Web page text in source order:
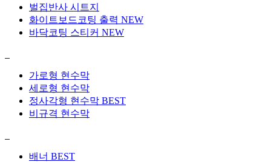
벌집반사 시트지
화이트보드코팅 출력 NEW
바닥코팅 스티커 NEW
가로형 현수막
세로형 현수막
정사각형 현수막 BEST
비규격 현수막
배너 BEST